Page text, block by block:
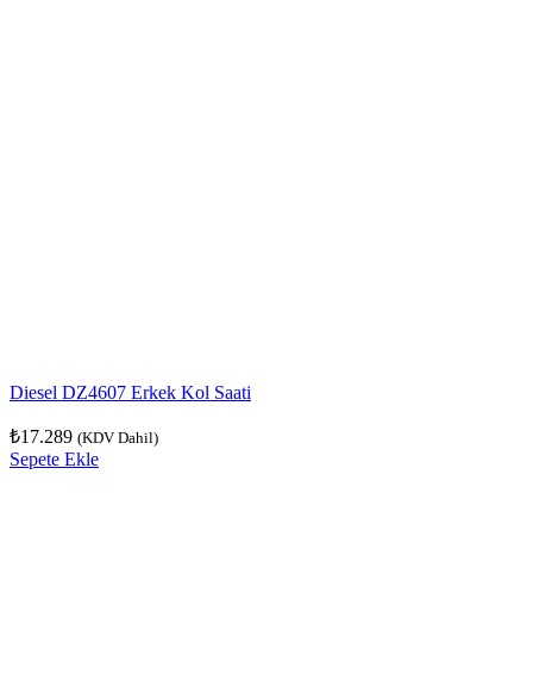
Diesel DZ4607 Erkek Kol Saati
₺17.289 (KDV Dahil)
Sepete Ekle